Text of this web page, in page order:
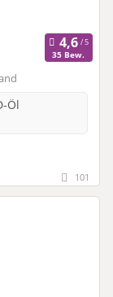
35 Bew.
Öl
101